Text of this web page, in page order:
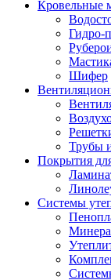
Кровельные
Гидро-
Шифер
Трубы
Покрытия
Системы